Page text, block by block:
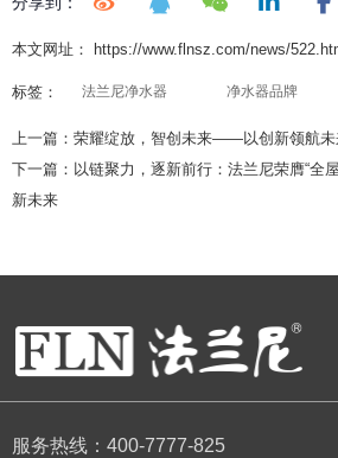
本文网址： https://www.flnsz.com/news/
标签： 法兰尼净水器 净水器品牌
上一篇： 荣耀绽放，智创未来——以创新领航未
下一篇： 以链聚力，逐新前行：法兰尼荣膺“全
新未来
服务热线：400-7777-825